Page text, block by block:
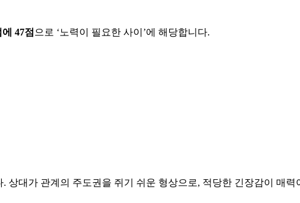
47점 으로 ‘노력이 필요한 사이 ’에 해당합니다.
상대가 관계의 주도권을 쥐기 쉬운 형상으로, 적당한 긴장감이 매